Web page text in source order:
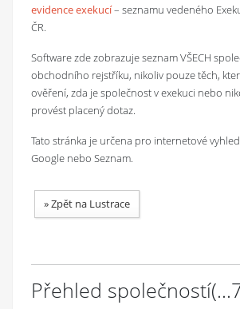
evidence exekucí– seznamu vedeného
ČR.
Software zde zobrazuje seznam VŠECH
obchodního rejstříku, nikoliv pouze těch,
ověření, zda je společnost v exekuci nebo
provést placený dotaz.
Tato stránka je určena pro internetové
Google nebo Seznam.
»Zpět na Lustrace
Přehled společností(...